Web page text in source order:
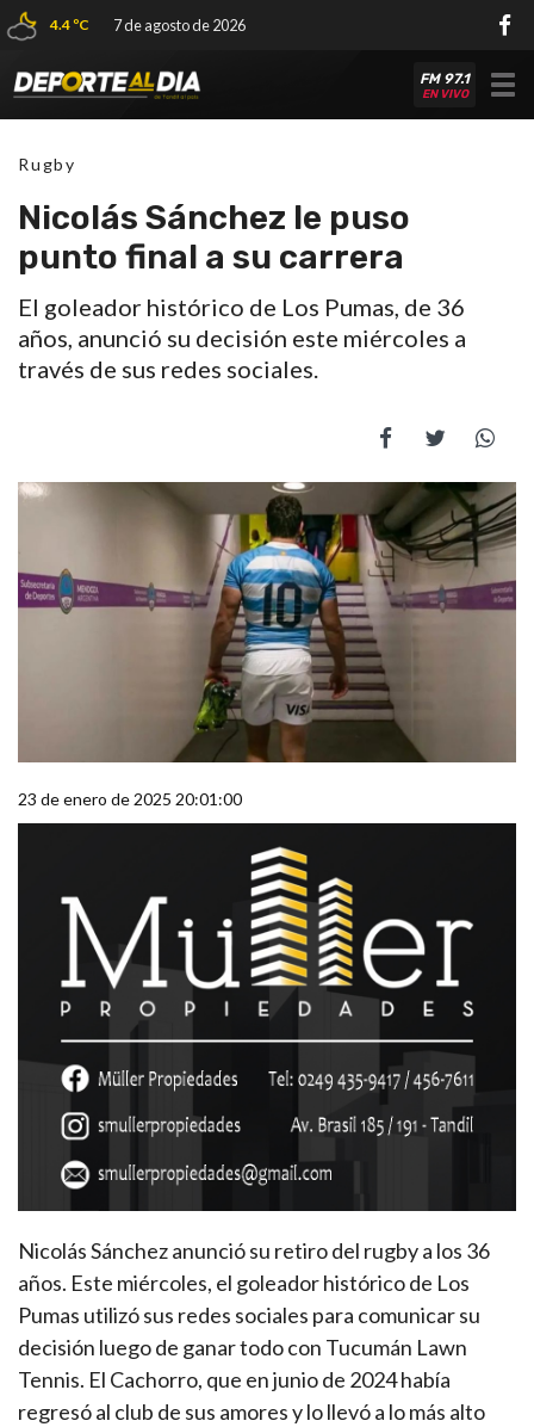
4.4 ºC 7 de agosto de 2026
FM 97.1
EN VIVO
Rugby
Nicolás Sánchez le puso
punto final a su carrera
El goleador histórico de Los Pumas, de 36
años, anunció su decisión este miércoles a
través de sus redes sociales.
23 de enero de 2025 20:01:00
Nicolás Sánchez anunció su retiro del rugby a los 36
años. Este miércoles, el goleador histórico de Los
Pumas utilizó sus redes sociales para comunicar su
decisión luego de ganar todo con Tucumán Lawn
Tennis. El Cachorro, que en junio de 2024 había
regresó al club de sus amores y lo llevó a lo más alto